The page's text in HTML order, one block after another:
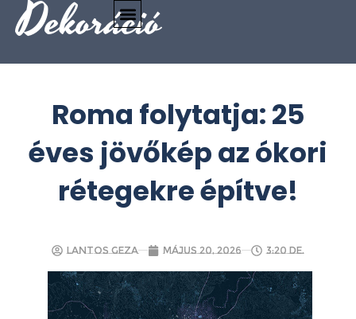
Dekoráció
Roma folytatja: 25
éves jövőkép az ókori
rétegekre építve!
Lantos Geza május 20, 2026 3:20 de.